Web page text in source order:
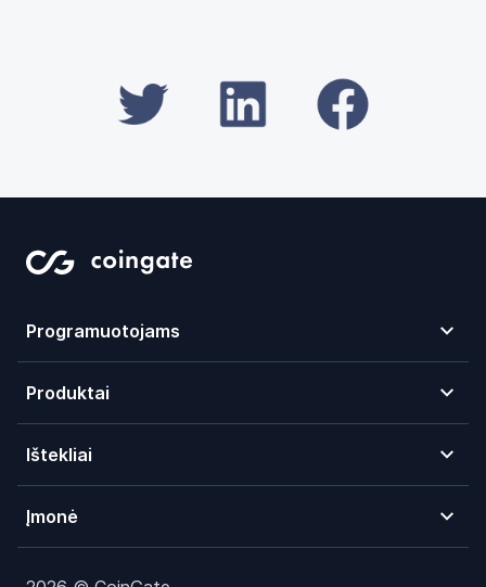
Programuotojams
Produktai
Ištekliai
Įmonė